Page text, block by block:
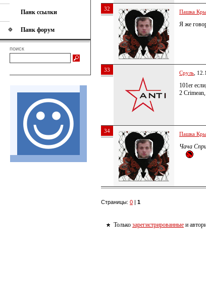
Панк ссылки
Панк форум
поиск
32 Пашка
Я же
33 Сруль ,
101er
2
34 Пашка
Чача
Страницы: 0 | 1
Только зарегистрированные и